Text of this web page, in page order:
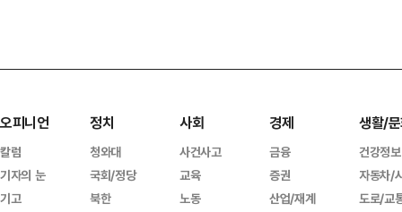
오피니언
칼럼
기자의 눈
기고
정치
청와대
국회/정당
북한
사회
사건사고
교육
노동
경제
금융
증권
산업/재계
생활/
건강정보
자동차/
도로/교